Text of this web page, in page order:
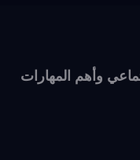
وأهم المهارات